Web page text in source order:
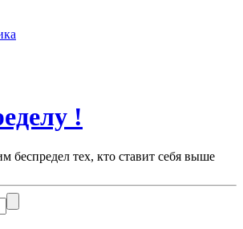
!
беспредел тех, кто ставит себя выше